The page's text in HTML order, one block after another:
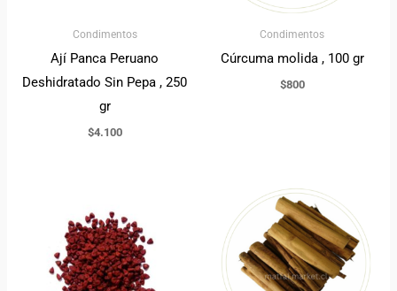
Condimentos
Ají Panca Peruano
Deshidratado Sin Pepa , 250
gr
$4.100
Condimentos
Cúrcuma molida , 100 gr
$800